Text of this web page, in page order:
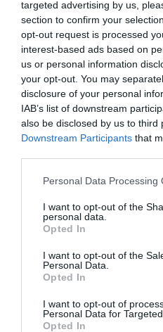
targeted advertising by us,
section to confirm your
opt-out request is processed
interest-based ads based on
us or personal information
your opt-out. You may
disclosure of your personal
IAB’s list of downstream
also be disclosed by us to third
Downstream Participants that
Please note that this website/
not limited to your visit or
grant or deny consent to
use your data for below
consent section.
Personal Data Processing
I want to opt-out of the
personal data.
Opted In
I want to opt-out of the
Personal Data.
Opted In
I want to opt-out of
Personal Data for
Opted In
Βανς: «Η Συμφωνία για
μπορούσε να
στα προπολεμικά
Μια συμφωνία για τα Στενά
επαναφέρει τη ροή
τον Κόλπο στα επίπεδα πριν
πολέμου με το Ιράν, εκτίμησε